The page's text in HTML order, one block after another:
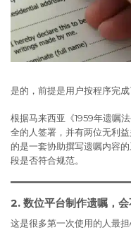
是的，前提是用户按程序完成
根据马来西亚《1959年遗嘱
全的人签署，并有两位无利
的是一套协助撰写遗嘱内容
段是否符合规范。
2. 数位平台制作遗嘱，会
这是很多第一次使用的人最